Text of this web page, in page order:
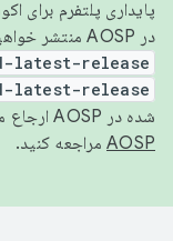
پایداری پلتفرم برای
در AOSP منتشر خواهیم کرد. برای ساخت و مشارکت در AOSP،
latest-release
latest-release
شده در AOSP ارجاع می‌دهد. برای اطلاعات بیشتر، به
AOSP مراجعه کنید.